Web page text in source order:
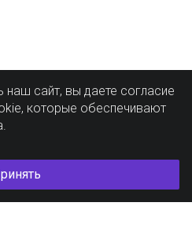
сайт, вы даете согласие
которые обеспечивают